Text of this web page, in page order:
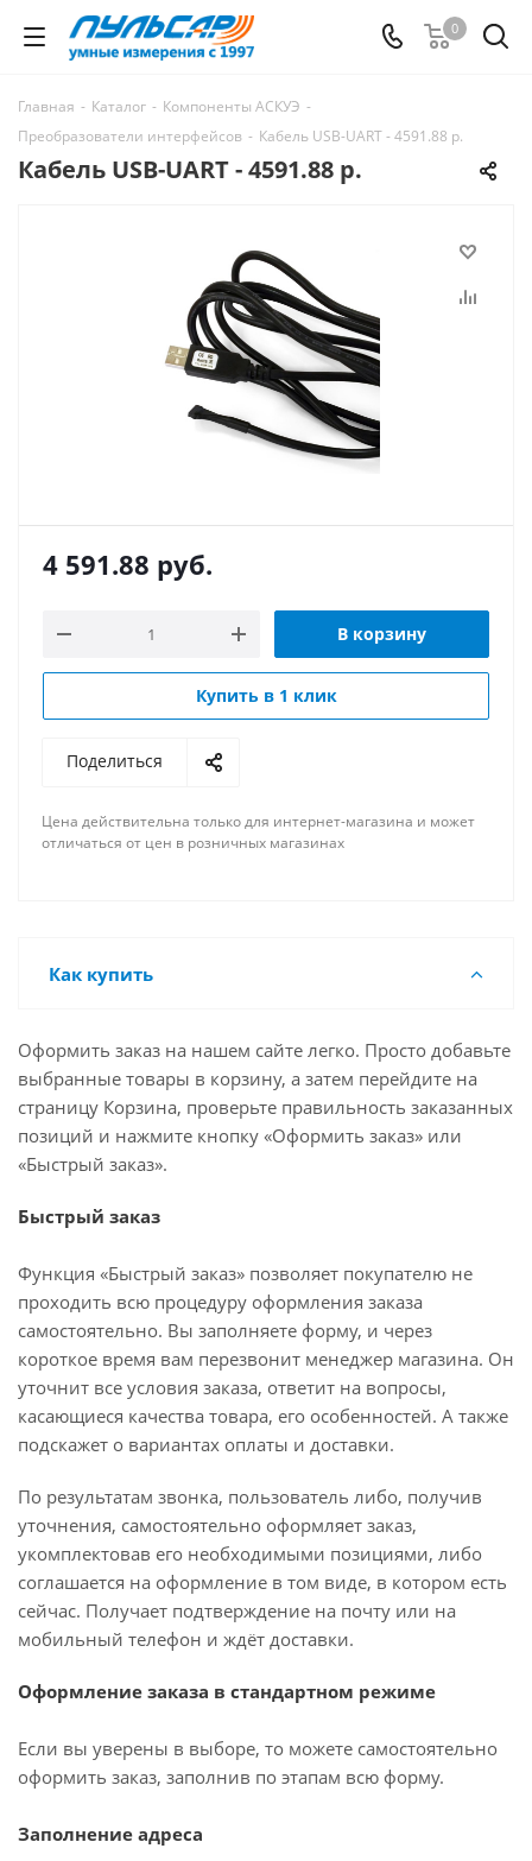
0
Главная - Каталог - Компоненты АСКУЭ -
Преобразователи интерфейсов - Кабель USB-UART - 4591.88 р.
Кабель USB-UART - 4591.88 р.
4 591.88 руб.
В корзину
Купить в 1 клик
Поделиться
Цена действительна только для интернет-магазина и может
отличаться от цен в розничных магазинах
Как купить
Оформить заказ на нашем сайте легко. Просто добавьте
выбранные товары в корзину, а затем перейдите на
страницу Корзина, проверьте правильность заказанных
позиций и нажмите кнопку «Оформить заказ» или
«Быстрый заказ».
Быстрый заказ
Функция «Быстрый заказ» позволяет покупателю не
проходить всю процедуру оформления заказа
самостоятельно. Вы заполняете форму, и через
короткое время вам перезвонит менеджер магазина. Он
уточнит все условия заказа, ответит на вопросы,
касающиеся качества товара, его особенностей. А также
подскажет о вариантах оплаты и доставки.
По результатам звонка, пользователь либо, получив
уточнения, самостоятельно оформляет заказ,
укомплектовав его необходимыми позициями, либо
соглашается на оформление в том виде, в котором есть
сейчас. Получает подтверждение на почту или на
мобильный телефон и ждёт доставки.
Оформление заказа в стандартном режиме
Если вы уверены в выборе, то можете самостоятельно
оформить заказ, заполнив по этапам всю форму.
Заполнение адреса